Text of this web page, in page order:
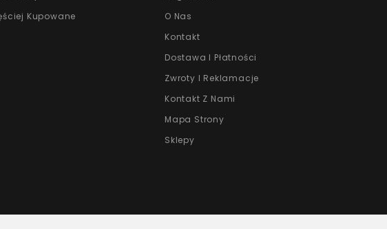
Kupowane
O Nas
Kontakt
Dostawa I Płatności
Zwroty I Reklamacje
Kontakt Z Nami
Mapa Strony
Sklepy